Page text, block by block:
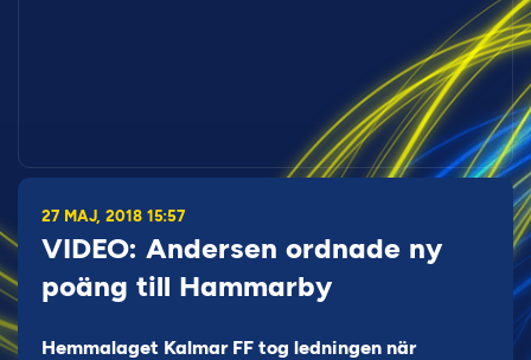
27 MAJ, 2018 15:57
VIDEO: Andersen ordnade ny
poäng till Hammarby
Hemmalaget Kalmar FF tog ledningen när